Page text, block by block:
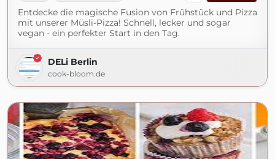
Entdecke die magische Fusion von Frühstück und Pizza
mit unserer Müsli-Pizza! Schnell, lecker und sogar
vegan - ein perfekter Start in den Tag.
DELi Berlin
cook-bloom.de